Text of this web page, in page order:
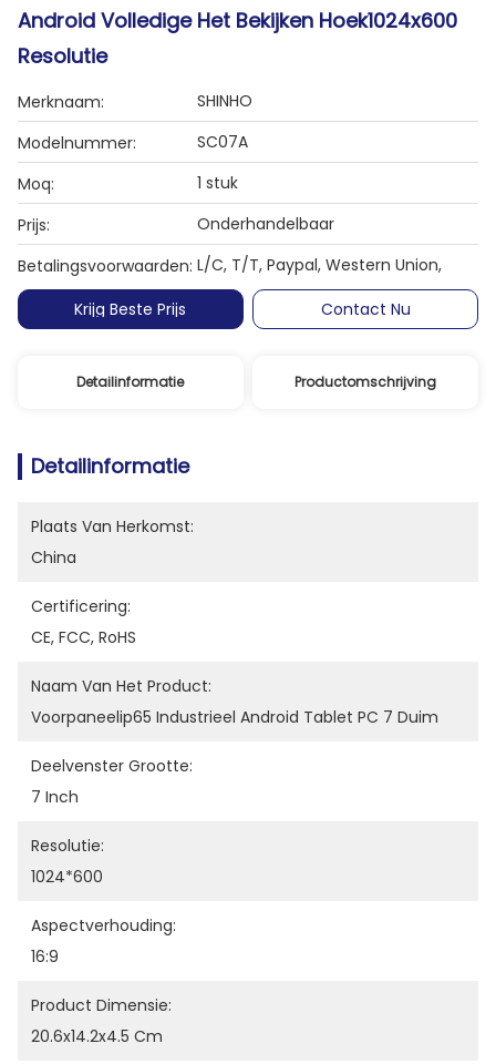
Android Volledige Het Bekijken Hoek1024x600
Resolutie
Merknaam:
SHINHO
Modelnummer:
SC07A
Moq:
1 stuk
Prijs:
Onderhandelbaar
Betalingsvoorwaarden: L/C, T/T, Paypal, Western Union,
Krijg Beste Prijs
Contact Nu
Detailinformatie Productomschrijving
Detailinformatie
Plaats Van Herkomst:
China
Certificering:
CE, FCC, RoHS
Naam Van Het Product:
Voorpaneelip65 Industrieel Android Tablet PC 7 Duim
Deelvenster Grootte:
7 Inch
Resolutie:
1024*600
Aspectverhouding:
16:9
Product Dimensie:
20.6x14.2x4.5 Cm